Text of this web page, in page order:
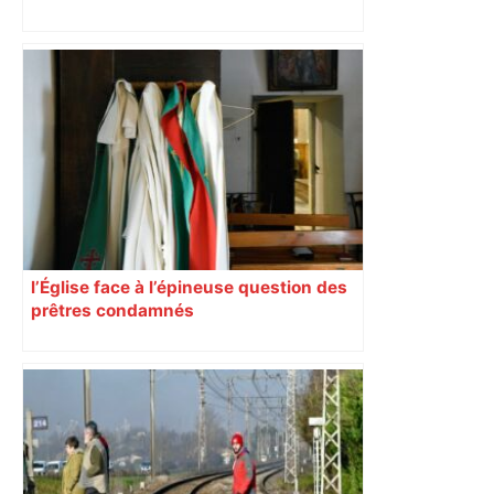
"C'est la reprise des bouchons et c'est
horrible", plus de 17 km de
ralentissements autour de Toulouse ce
jeudi matin, on vous donne les
secteurs à éviter – ladepeche.fr
l’Église face à l’épineuse question des
prêtres condamnés